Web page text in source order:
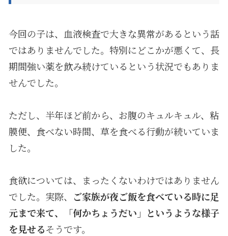
今回の子は、血液検査で大きな異常があるという話
ではありませんでした。特別にどこかが悪くて、長
期間強い薬を飲み続けているという状況でもありま
せんでした。
ただし、半年ほど前から、お腹のキュルキュル、粘
膜便、食べない時間、草を食べる行動が続いていま
した。
食欲については、まったくないわけではありません
でした。実際、
ご家族が夜ご飯を食べている時に足
元まで来て、「何かちょうだい」というような様子
を見せるそうです。